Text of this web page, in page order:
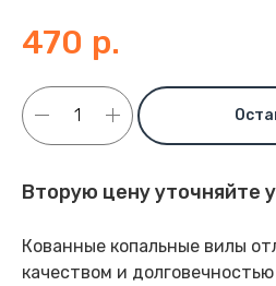
470 р.
Вторую цену уточняйте
Кованные копальные вилы
качеством и